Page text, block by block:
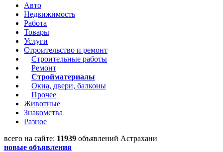
Авто
Недвижимость
Работа
Товары
Услуги
Строительство и ремонт
Строительные работы
Ремонт
Стройматериалы
Окна, двери, балконы
Прочее
Животные
Знакомства
Разное
всего на сайте: 11939 объявлений Астрахани
новые объявления